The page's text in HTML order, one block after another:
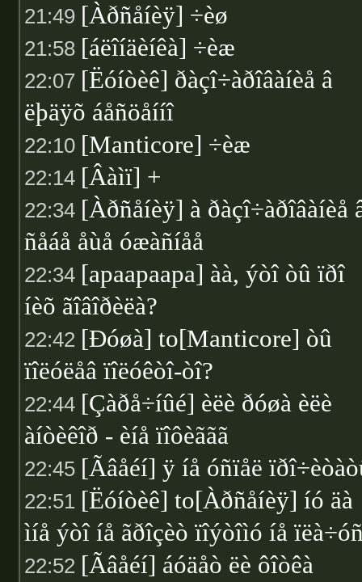
21:49 [Àðñåíèÿ] ÷èø
21:58 [áëîíäèíêà] ÷èæ
22:07 [Ëóíòèê] ðàçî÷àðîâàíèå â
ëþäÿõ áåñöåííî
22:10 [Manticore] ÷èæ
22:14 [Âàìï] +
22:34 [Àðñåíèÿ] à ðàçî÷àðîâàíèå
ñåáå åùå óæàñíåå
22:34 [apaapaapa] àà, ýòî òû ïðî
íèõ ãîâîðèëà?
22:42 [Ðóøà] to[Manticore] òû
ïîëóëåâ ïîëóêòî-òî?
22:44 [Çàðå÷íûé] èëè ðóøà èëè
àíòèêîð - èíå ïîôèããã
22:45 [Ãâåéí] ÿ íå óñïåë
22:51 [Ëóíòèê] to[Àðñåíèÿ] íó äà
ìíå ýòî íå ãðîçèò ïîýòîìó íå
22:52 [Ãâåéí] áóäåò ëè ôîòêà